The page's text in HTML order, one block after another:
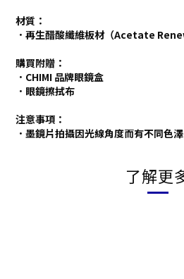
材質：
．再生醋酸纖維板材（Acetate
購買附贈：
．CHIMI 品牌眼鏡盒
．眼鏡擦拭布
注意事項：
．墨鏡片拍攝因光線角度而有不同色
了解更